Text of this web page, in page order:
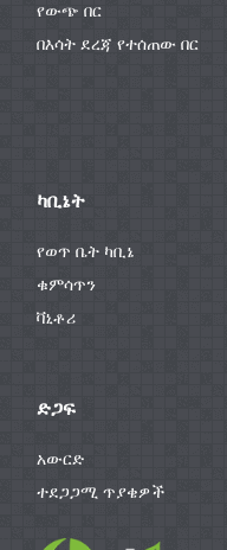
የውጭ በር
በእሳት ደረጃ የተሰጠው በር
ካቢኔት
የወጥ ቤት ካቢኔ
ቁምሳጥን
ቫኒቶሪ
ድጋፍ
አውርድ
ተደጋጋሚ ጥያቄዎች